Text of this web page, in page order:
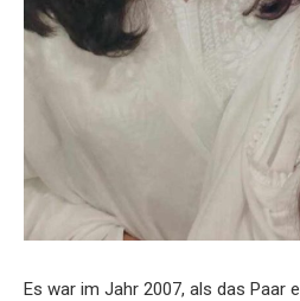
Es war im Jahr 2007, als das Paar